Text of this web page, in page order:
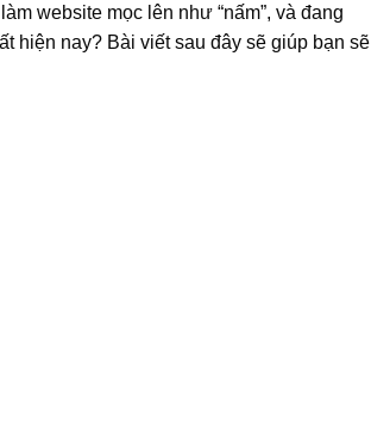
website mọc lên như “nấm”, và đang
hiện nay? Bài viết sau đây sẽ giúp bạn sẽ